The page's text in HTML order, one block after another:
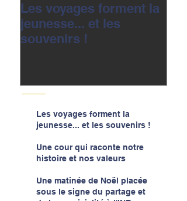
Les voyages forment la
jeunesse... et les
souvenirs !
Les voyages forment la
jeunesse... et les souvenirs !
Une cour qui raconte notre
histoire et nos valeurs
Une matinée de Noël placée
sous le signe du partage et